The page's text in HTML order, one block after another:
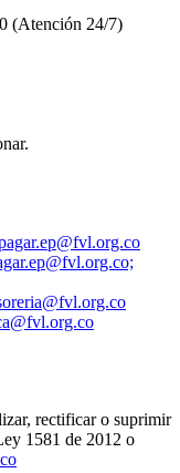
(Atención 24/7)
rectificar o suprimir
1581 de 2012 o